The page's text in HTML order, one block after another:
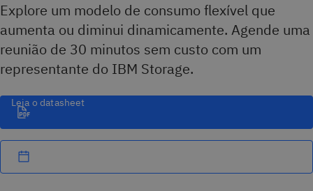
Explore um modelo de consumo flexível que
aumenta ou diminui dinamicamente. Agende uma
reunião de 30 minutos sem custo com um
representante do IBM Storage.
Leia o datasheet